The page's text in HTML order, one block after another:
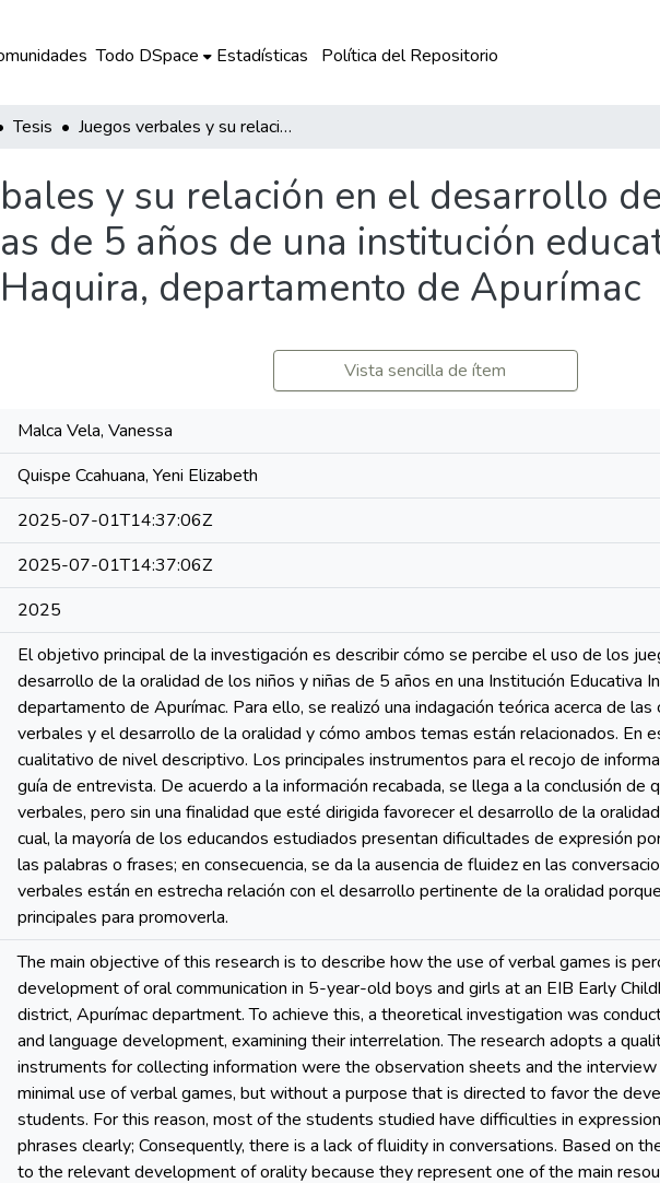
Todo DSpace Estadísticas Política del Repositorio
Tesis Juegos verbales y su relación en el desarrollo de la oralidad de los niños y niñas de 5 años de una institución educativa inicial EIB del distrito de Haquira, departamento de Apurímac
y su relación en el desarrollo
de 5 años de una institución
departamento de Apurímac
Vista sencilla de ítem
Malca Vela, Vanessa
Quispe Ccahuana, Yeni Elizabeth
2025-07-01T14:37:06Z
2025-07-01T14:37:06Z
2025
El objetivo principal de la investigación es describir cómo se percibe el uso de los
desarrollo de la oralidad de los niños y niñas de 5 años en una Institución Educativa
departamento de Apurímac. Para ello, se realizó una indagación teórica acerca de
verbales y el desarrollo de la oralidad y cómo ambos temas están relacionados. En
cualitativo de nivel descriptivo. Los principales instrumentos para el recojo de
guía de entrevista. De acuerdo a la información recabada, se llega a la conclusión
verbales, pero sin una finalidad que esté dirigida favorecer el desarrollo de la
cual, la mayoría de los educandos estudiados presentan dificultades de expresión
las palabras o frases; en consecuencia, se da la ausencia de fluidez en las
verbales están en estrecha relación con el desarrollo pertinente de la oralidad
principales para promoverla.
The main objective of this research is to describe how the use of verbal games is
development of oral communication in 5-year-old boys and girls at an EIB Early
district, Apurímac department. To achieve this, a theoretical investigation was
and language development, examining their interrelation. The research adopts a
instruments for collecting information were the observation sheets and the
minimal use of verbal games, but without a purpose that is directed to favor the
students. For this reason, most of the students studied have difficulties in
phrases clearly; Consequently, there is a lack of fluidity in conversations. Based on
to the relevant development of orality because they represent one of the main